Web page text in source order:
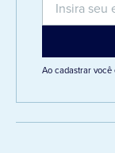
Ao cadastrar